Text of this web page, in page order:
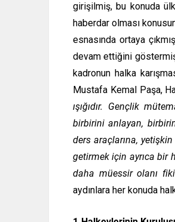
girişilmiş, bu konuda
haberdar olması
esnasında ortaya
devam ettiğini
kadronun halka
Mustafa Kemal Paşa,
ışığıdır. Gençlik
birbirini anlayan,
ders araçlarına,
getirmek için ayrıca bir
daha müessir olanı
aydınlara her konuda